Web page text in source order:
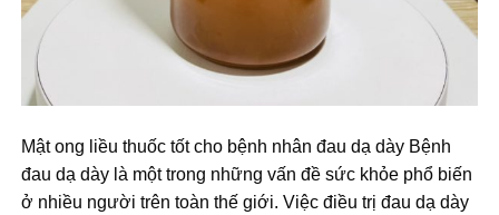
Mật ong liều thuốc tốt cho bệnh nhân đau dạ dày Bệnh
đau dạ dày là một trong những vấn đề sức khỏe phổ biến
ở nhiều người trên toàn thế giới. Việc điều trị đau dạ dày